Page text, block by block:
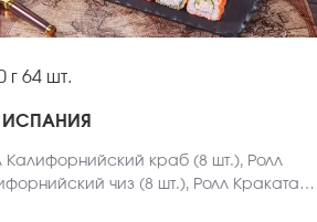
г 64 шт.
ИСПАНИЯ
Калифорнийский краб (8 шт.), Ролл
чиз (8 шт.), Ролл Кракатау с